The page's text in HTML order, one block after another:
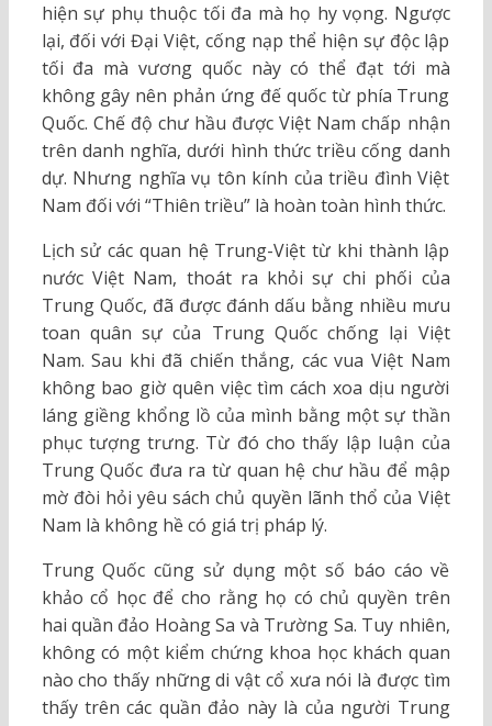
hiện sự phụ thuộc tối đa mà họ hy vọng. Ngược
lại, đối với Đại Việt, cống nạp thể hiện sự độc lập
tối đa mà vương quốc này có thể đạt tới mà
không gây nên phản ứng đế quốc từ phía Trung
Quốc. Chế độ chư hầu được Việt Nam chấp nhận
trên danh nghĩa, dưới hình thức triều cống danh
dự. Nhưng nghĩa vụ tôn kính của triều đình Việt
Nam đối với “Thiên triều” là hoàn toàn hình thức.
Lịch sử các quan hệ Trung-Việt từ khi thành lập
nước Việt Nam, thoát ra khỏi sự chi phối của
Trung Quốc, đã được đánh dấu bằng nhiều mưu
toan quân sự của Trung Quốc chống lại Việt
Nam. Sau khi đã chiến thắng, các vua Việt Nam
không bao giờ quên việc tìm cách xoa dịu người
láng giềng khổng lồ của mình bằng một sự thần
phục tượng trưng. Từ đó cho thấy lập luận của
Trung Quốc đưa ra từ quan hệ chư hầu để mập
mờ đòi hỏi yêu sách chủ quyền lãnh thổ của Việt
Nam là không hề có giá trị pháp lý.
Trung Quốc cũng sử dụng một số báo cáo về
khảo cổ học để cho rằng họ có chủ quyền trên
hai quần đảo Hoàng Sa và Trường Sa. Tuy nhiên,
không có một kiểm chứng khoa học khách quan
nào cho thấy những di vật cổ xưa nói là được tìm
thấy trên các quần đảo này là của người Trung